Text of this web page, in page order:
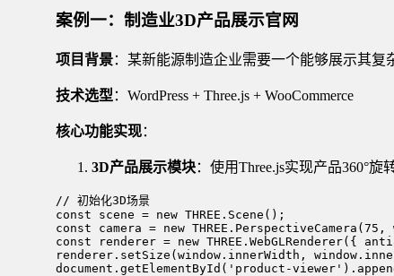
案例一：制造业3D产品展示官网
项目背景：某新能源制造企业需要一个能够展示其复
技术选型 ：WordPress + Three.js + WooCommerce
核心功能实现：
3D产品展示模块：使用Three.js实现产品360°
// 初始化3D场景
const scene = new THREE.Scene();
const camera = new
const renderer = new THREE.WebGLRenderer({
renderer.setSize(window.innerWidth,
document.getElementById('product-